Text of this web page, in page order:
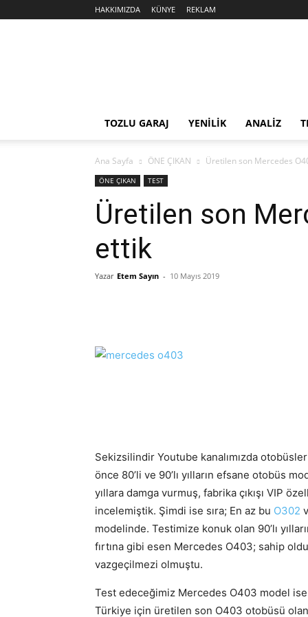
HAKKIMIZDA KÜNYE REKLAM
TOZLU GARAJ YENİLİK ANALİZ
Ana Sayfa ÖNE ÇIKAN Üretilen son Mercedes
ÖNE ÇIKAN TEST
Üretilen son
ettik
Yazar Etem Sayın - 10 Mayıs 2019
Sekizsilindir Youtube kanalımızda
önce 80’li ve 90’lı yılların efsane otobüs
yıllara damga vurmuş, fabrika çıkışı VIP
incelemiştik. Şimdi ise sıra; En az bu O302
modelinde. Testimize konuk olan 90’lı
fırtına gibi esen Mercedes O403; sahip
vazgeçilmezi olmuştu.
Test edeceğimiz Mercedes O403 model
Türkiye için üretilen son O403 otobüsü